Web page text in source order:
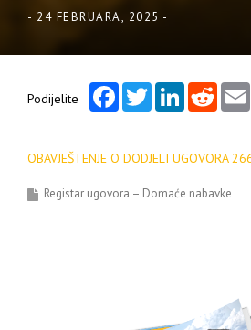
- 24 FEBRUARA, 2025 -
Podijelite
FacebookTwitterLinkedInReddit
OBAVJEŠTENJE O DODJELI UGOVORA
Registar ugovora – Domaće nabavke